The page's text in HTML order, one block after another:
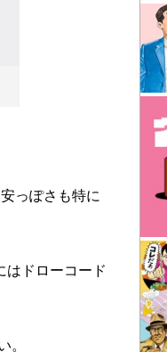
っぽさも特に
ドローコード
。